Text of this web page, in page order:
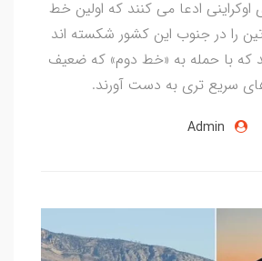
اوکراینی ادعا می کنند که اولین خط
را در جنوب این کشور شکسته اند
که با حمله به «خط دوم» که ضعیف
سریع تری به دست آورند.
Admin